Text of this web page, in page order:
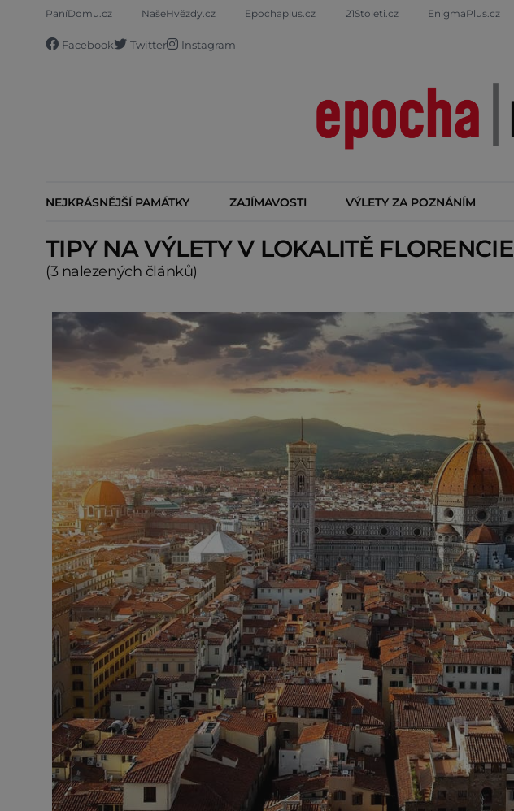
PaníDomu.cz NašeHvězdy.cz Epochaplus.cz 21Stoleti.cz EnigmaPlus.cz
Facebook Twitter Instagram
NEJKRÁSNĚJŠÍ PAMÁTKY ZAJÍMAVOSTI VÝLETY ZA POZNÁNÍM
TIPY NA VÝLETY V LOKALITĚ FLORENCIE
(3 nalezených článků)